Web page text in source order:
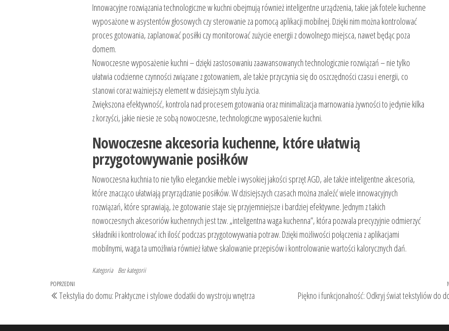
Innowacyjne rozwiązania technologiczne w kuchni obejmują również inteligentne urządzenia, takie jak fotele kuchenne
wyposażone w asystentów głosowych czy sterowanie za pomocą aplikacji mobilnej. Dzięki nim można kontrolować
proces gotowania, zaplanować posiłki czy monitorować zużycie energii z dowolnego miejsca, nawet będąc poza
domem.
Nowoczesne wyposażenie kuchni – dzięki zastosowaniu zaawansowanych technologicznie rozwiązań – nie tylko
ułatwia codzienne czynności związane z gotowaniem, ale także przyczynia się do oszczędności czasu i energii, co
stanowi coraz ważniejszy element w dzisiejszym stylu życia.
Zwiększona efektywność, kontrola nad procesem gotowania oraz minimalizacja marnowania żywności to jedynie kilka
z korzyści, jakie niesie ze sobą nowoczesne, technologiczne wyposażenie kuchni.
Nowoczesne akcesoria kuchenne, które ułatwią
przygotowywanie posiłków
Nowoczesna kuchnia to nie tylko eleganckie meble i wysokiej jakości sprzęt AGD, ale także inteligentne akcesoria,
które znacząco ułatwiają przyrządzanie posiłków. W dzisiejszych czasach można znaleźć wiele innowacyjnych
rozwiązań, które sprawiają, że gotowanie staje się przyjemniejsze i bardziej efektywne. Jednym z takich
nowoczesnych akcesoriów kuchennych jest tzw. „inteligentna waga kuchenna”, która pozwala precyzyjnie odmierzyć
składniki i kontrolować ich ilość podczas przygotowywania potraw. Dzięki możliwości połączenia z aplikacjami
mobilnymi, waga ta umożliwia również łatwe skalowanie przepisów i kontrolowanie wartości kalorycznych dań.
Kategoria Bez kategorii
Nawigacja
wpisu
Poprzedni
wpis
POPRZEDNI
Tekstylia do domu: Praktyczne i stylowe dodatki do wystroju wnętrza Piękno i funkcjonalność: Odkryj świat tekstyliów do